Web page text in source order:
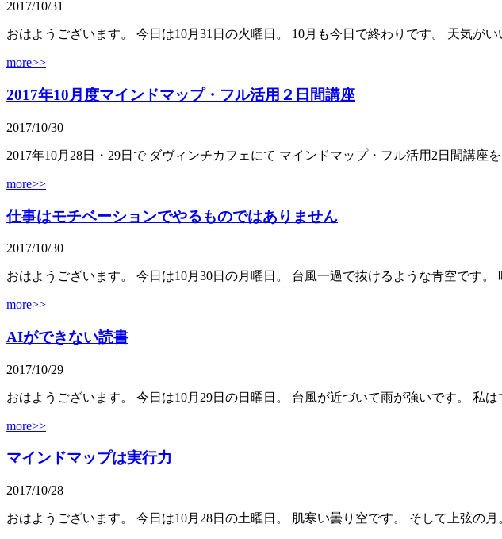
2017/10/31
おはようございます。 今日は10月31日の火曜日。 10月も今日で終わりです。 天気が
more>>
2017年10月度マインドマップ・フル活用２日間講座
2017/10/30
2017年10月28日・29日で ダヴィンチカフェにて マインドマップ・フル活用2日間講
more>>
仕事はモチベーションでやるものではありません
2017/10/30
おはようございます。 今日は10月30日の月曜日。 台風一過で抜けるような青空です
more>>
AIができない読書
2017/10/29
おはようございます。 今日は10月29日の日曜日。 台風が近づいて雨が強いです。 私
more>>
マインドマップは実行力
2017/10/28
おはようございます。 今日は10月28日の土曜日。 肌寒い曇り空です。 そして上弦の